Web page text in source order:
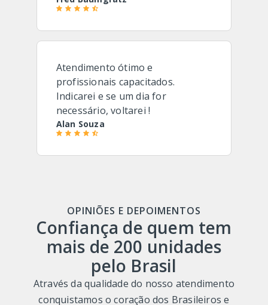
Atendimento ótimo e
profissionais capacitados.
Indicarei e se um dia for
necessário, voltarei !
Alan Souza
OPINIÕES E DEPOIMENTOS
Confiança de quem tem
mais de 200 unidades
pelo Brasil
Através da qualidade do nosso atendimento
conquistamos o coração dos Brasileiros e